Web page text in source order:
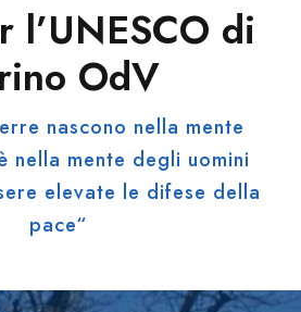
l’UNESCO di
OdV
nascono nella mente
nella mente degli uomini
elevate le difese della
pace“